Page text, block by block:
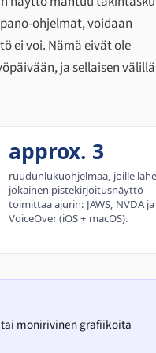
ohjelmat, voidaan
ei voi. Nämä eivät ole
ja sellaisen
approx. 3
ruudunlukuohjelmaa, joille
jokainen pistekirjoitusnäyttö
toimittaa ajurin: JAWS, NVDA ja
VoiceOver (iOS + macOS).
monirivinen grafiikoita